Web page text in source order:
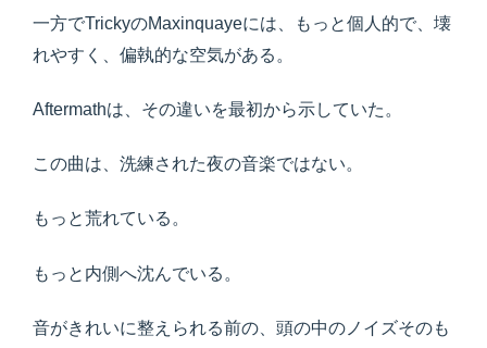
一方でTrickyのMaxinquayeには、もっと個人的で、壊
れやすく、偏執的な空気がある。
Aftermathは、その違いを最初から示していた。
この曲は、洗練された夜の音楽ではない。
もっと荒れている。
もっと内側へ沈んでいる。
音がきれいに整えられる前の、頭の中のノイズそのも